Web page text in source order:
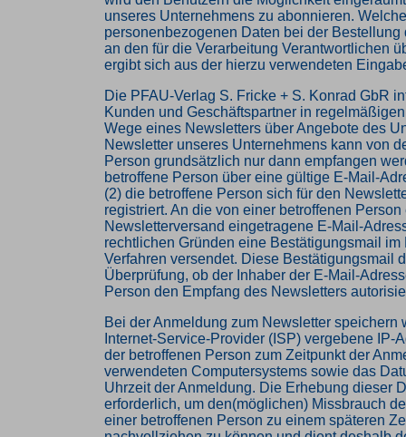
unseres Unternehmens zu abonnieren. Welche
personenbezogenen Daten bei der Bestellung
an den für die Verarbeitung Verantwortlichen
ergibt sich aus der hierzu verwendeten
Die PFAU-Verlag S. Fricke + S. Konrad GbR
Kunden und Geschäftspartner in
Wege eines Newsletters über Angebote des
Newsletter unseres Unternehmens kann von
Person grundsätzlich nur dann empfangen
betroffene Person über eine gültige E-Mail-
(2) die betroffene Person sich für den
registriert. An die von einer betroffenen
Newsletterversand eingetragene E-Mail-
rechtlichen Gründen eine Bestätigungsmail im
Verfahren versendet. Diese Bestätigungsmail
Überprüfung, ob der Inhaber der E-Mail-
Person den Empfang des Newsletters
Bei der Anmeldung zum Newsletter speichern
Internet-Service-Provider (ISP) vergebene IP-
der betroffenen Person zum Zeitpunkt der
verwendeten Computersystems sowie das
Uhrzeit der Anmeldung. Die Erhebung dieser
erforderlich, um den(möglichen) Missbrauch
einer betroffenen Person zu einem späteren